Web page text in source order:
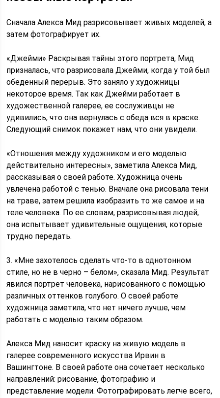
Сначала Алекса Мид разрисовывает живых моделей, а
затем фотографирует их.
«Джейми» Раскрывая тайны этого портрета, Мид
призналась, что разрисовала Джейми, когда у той был
обеденный перерыв. Это заняло у художницы
некоторое время. Так как Джейми работает в
художественной галерее, ее сослуживцы не
удивились, что она вернулась с обеда вся в краске.
Следующий снимок покажет нам, что они увидели.
«Отношения между художником и его моделью
действительно интересны», заметила Алекса Мид,
рассказывая о своей работе. Художница очень
увлечена работой с тенью. Вначале она рисовала тени
на траве, затем решила изобразить то же самое и на
теле человека. По ее словам, разрисовывая людей,
она испытывает удивительные ощущения, которые
трудно передать.
3. «Мне захотелось сделать что-то в однотонном
стиле, но не в черно – белом», сказала Мид. Результат
явился портрет человека, нарисованного с помощью
различных оттенков голубого. О своей работе
художница заметила, что нет ничего лучше, чем
работать с моделью таким образом.
Алекса Мид наносит краску на живую модель в
галерее современного искусства Ирвин в
Вашингтоне. В своей работе она сочетает несколько
направлений: рисование, фотографию и
представление модели. Фотографировать легче всего,